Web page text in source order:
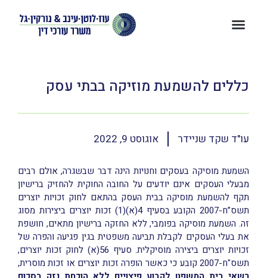
כללים להשמעת מוזיקה בבתי עסק
עו"ד שקד שניידר אוגוסט 9, 2022
השמעת מוסיקה בעסקים וחנויות הינה דבר שבשגרה, אולם רבים
מבעלי העסקים אינם יודעים על החובה החוקית להחזיק ברישיון
תקף להשמעת מוסיקה בבית העסק בהתאם לחוק זכויות יוצרים
תשס”ח-2007 הקובע בסעיף 4(א)(1) זכות יוצרים ביצירות מסוג
זה. השמעת מוסיקה בפומבי, ללא החזקה ברישיון מתאים, חושפת
את בעלי העסקים לקבלת תביעה משפטית בגין פגיעה והפרה של
זכויות יוצרים ביצירה מוסיקלית. סעיף 56(א) לחוק זכות יוצרים,
תשס"ח-2007 קובע כי כאשר הופרה זכות יוצרים או זכות מוסרית,